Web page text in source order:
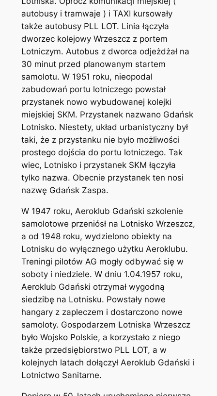
autobusy i tramwaje ) i TAXI kursowały
także autobusy PLL LOT. Linia łączyła
dworzec kolejowy Wrzeszcz z portem
Lotniczym. Autobus z dworca odjeżdżał na
30 minut przed planowanym startem
samolotu. W 1951 roku, nieopodal
zabudowań portu lotniczego powstał
przystanek nowo wybudowanej kolejki
miejskiej SKM. Przystanek nazwano Gdańsk
Lotnisko. Niestety, układ urbanistyczny był
taki, że z przystanku nie było możliwości
prostego dojścia do portu lotniczego. Tak
wiec, Lotnisko i przystanek SKM łączyła
tylko nazwa. Obecnie przystanek ten nosi
nazwę Gdańsk Zaspa.
W 1947 roku, Aeroklub Gdański szkolenie
samolotowe przeniósł na Lotnisko Wrzeszcz,
a od 1948 roku, wydzielono obiekty na
Lotnisku do wyłącznego użytku Aeroklubu.
Treningi pilotów AG mogły odbywać się w
soboty i niedziele. W dniu 1.04.1957 roku,
Aeroklub Gdański otrzymał wygodną
siedzibę na Lotnisku. Powstały nowe
hangary z zapleczem i dostarczono nowe
samoloty. Gospodarzem Lotniska Wrzeszcz
było Wojsko Polskie, a korzystało z niego
także przedsiębiorstwo PLL LOT, a w
kolejnych latach dołączył Aeroklub Gdański i
Lotnictwo Sanitarne.